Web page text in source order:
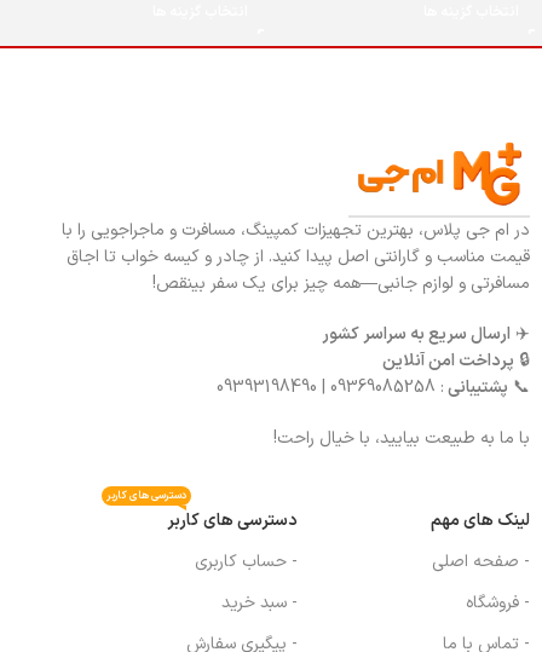
در ام جی پلاس، بهترین تجهیزات کمپینگ، مسافرت و ماجراجویی را با
قیمت مناسب و گارانتی اصل پیدا کنید. از چادر و کیسه خواب تا اجاق
مسافرتی و لوازم جانبی—همه چیز برای یک سفر بینقص!
✈️ ارسال سریع به سراسر کشور
🔒 پرداخت امن آنلاین
📞 پشتیبانی: 09369085258 | 09393198490
با ما به طبیعت بیایید، با خیال راحت!
لینک های مهم
- صفحه اصلی
- فروشگاه
- تماس با ما
دسترسی های کاربر
دسترسی های کاربر
- حساب کاربری
- سبد خرید
- پیگیری سفارش